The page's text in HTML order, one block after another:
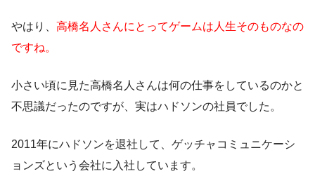
やはり、 高橋名人さんにとってゲームは人生そのものなの
ですね。
小さい頃に見た高橋名人さんは何の仕事をしているのかと
不思議だったのですが、実はハドソンの社員でした。
2011年にハドソンを退社して、ゲッチャコミュニケーシ
ョンズという会社に入社しています。